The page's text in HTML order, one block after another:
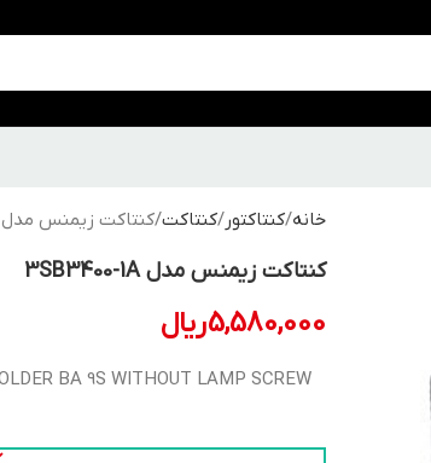
خانه کنتاکتور کنتاکت کنتاکت زیمنس مدل 3SB3400-1A
کنتاکت زیمنس مدل 3SB3400-1A
5,580,000ریال
BA 9S WITHOUT LAMP SCREW